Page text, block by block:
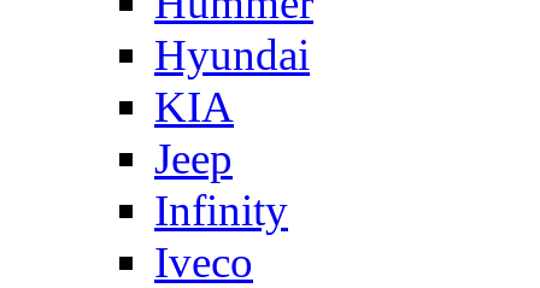
Hyundai
KIA
Jeep
Infinity
Iveco